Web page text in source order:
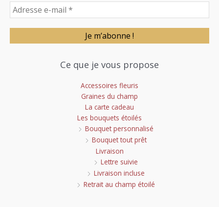
Ce que je vous propose
Accessoires fleuris
Graines du champ
La carte cadeau
Les bouquets étoilés
Bouquet personnalisé
Bouquet tout prêt
Livraison
Lettre suivie
Livraison incluse
Retrait au champ étoilé